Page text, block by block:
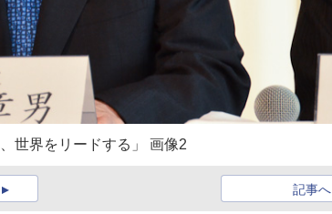
世界をリードする」 画像2
記事へ